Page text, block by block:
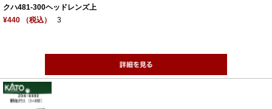
クハ481-300ヘッドレンズ上
¥440 （税込）
3